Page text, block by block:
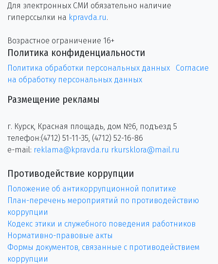
Для электронных СМИ обязательно наличие
гиперссылки на kpravda.ru.
Возрастное ограничение 16+
Политика конфиденциальности
Политика обработки персональных данных
Согласие
на обработку персональных данных
Размещение рекламы
г. Курск, Красная площадь, дом №6, подъезд 5
телефон:(4712) 51-11-35, (4712) 52-16-86
e-mail: reklama@kpravda.ru rkursklora@mail.ru
Противодействие коррупции
Положение об антикоррупционной политике
План-перечень мероприятий по противодействию
коррупции
Кодекс этики и служебного поведения работников
Нормативно-правовые акты
Формы документов, связанные с противодействием
коррупции